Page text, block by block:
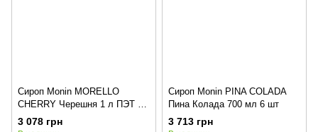
Сироп Monin MORELLO
CHERRY Черешня 1 л ПЭТ 4
шт
3 078 грн
Сироп Monin PINA COLADA
Пина Колада 700 мл 6 шт
3 713 грн